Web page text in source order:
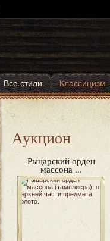
Все стили
Классицизм
Аукцион
Рыцарский орден
массона ...